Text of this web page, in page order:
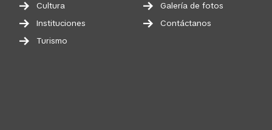
Cultura
Instituciones
Turismo
Galería de fotos
Contáctanos